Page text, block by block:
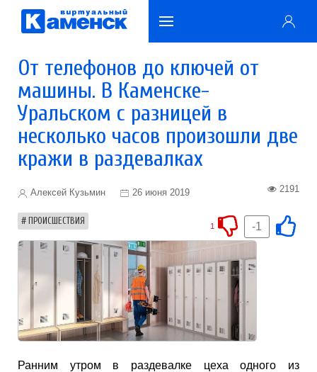
От телефонов до ключей от
машины. В Каменске-
Уральском с разницей в
несколько часов произошли две
кражи в раздевалках
Алексей Кузьмин 26 июня 2019 2191
ПРОИСШЕСТВИЯ -1
1
Ранним утром в раздевалке цеха одного из